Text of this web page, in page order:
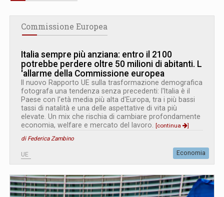
Commissione Europea
Italia sempre più anziana: entro il 2100
potrebbe perdere oltre 50 milioni di abitanti. L
'allarme della Commissione europea
Il nuovo Rapporto UE sulla trasformazione demografica
fotografa una tendenza senza precedenti: l'Italia è il
Paese con l'età media più alta d'Europa, tra i più bassi
tassi di natalità e una delle aspettative di vita più
elevate. Un mix che rischia di cambiare profondamente
economia, welfare e mercato del lavoro. [continua
]
di Federica Zambino
UE Economia